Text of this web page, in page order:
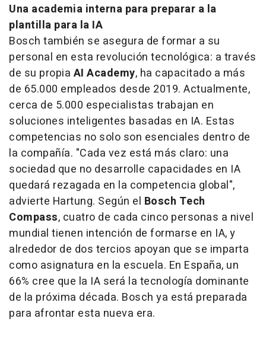
Una academia interna para preparar a la
plantilla para la IA
Bosch también se asegura de formar a su
personal en esta revolución tecnológica: a través
de su propia AI Academy, ha capacitado a más
de 65.000 empleados desde 2019. Actualmente,
cerca de 5.000 especialistas trabajan en
soluciones inteligentes basadas en IA. Estas
competencias no solo son esenciales dentro de
la compañía. "Cada vez está más claro: una
sociedad que no desarrolle capacidades en IA
quedará rezagada en la competencia global",
advierte Hartung. Según el Bosch Tech
Compass, cuatro de cada cinco personas a nivel
mundial tienen intención de formarse en IA, y
alrededor de dos tercios apoyan que se imparta
como asignatura en la escuela. En España, un
66% cree que la IA será la tecnología dominante
de la próxima década. Bosch ya está preparada
para afrontar esta nueva era.